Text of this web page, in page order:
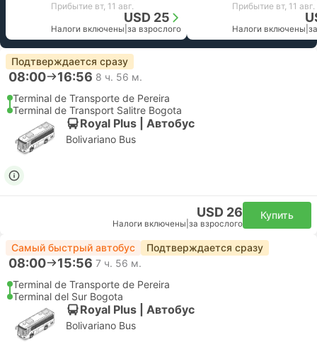
Прибытие вт, 11 авг.
USD 25
Налоги включены за взрослого
Прибытие вт, 11 авг.
Налоги включены
Подтверждается сразу
08:00 16:56 8 ч. 56 м.
Terminal de Transporte de Pereira
Terminal de Transport Salitre Bogota
Royal Plus | Автобус
Bolivariano Bus
USD 26
Налоги включены за взрослого
Купить
Самый быстрый автобус Подтверждается сразу
08:00 15:56 7 ч. 56 м.
Terminal de Transporte de Pereira
Terminal del Sur Bogota
Royal Plus | Автобус
Bolivariano Bus